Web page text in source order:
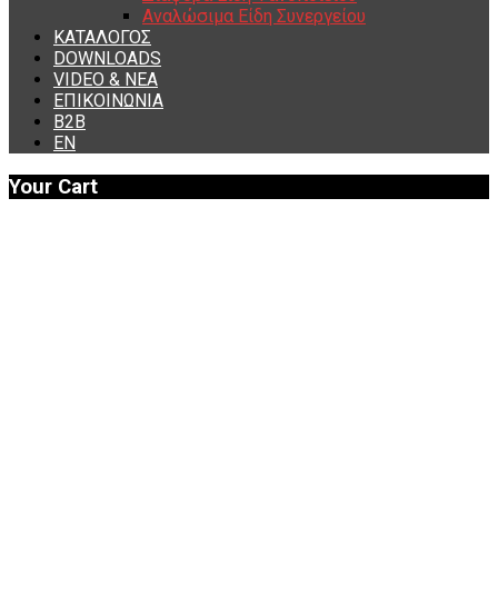
Αναλώσιμα Είδη Συνεργείου
ΚΑΤΑΛΟΓΟΣ
DOWNLOADS
VIDEO & ΝΕΑ
ΕΠΙΚΟΙΝΩΝΙΑ
B2B
ΕΝ
Your Cart